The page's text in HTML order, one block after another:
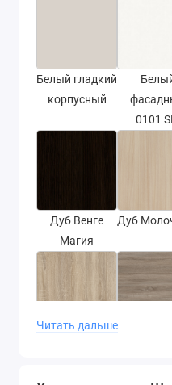
Белый гладкий
корпусный
0101
Дуб Венге
Магия
Дуб
Читать дальше